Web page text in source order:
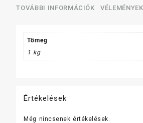
1
TOVÁBBI INFORMÁCIÓK
Tömeg
1 kg
Értékelések
Még nincsenek értékelések.